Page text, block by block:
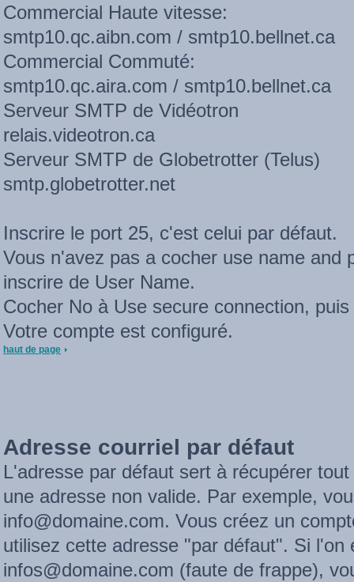
Commercial Haute vitesse:
smtp10.qc.aibn.com / smtp10.bellnet.ca
Commercial Commuté:
smtp10.qc.aira.com / smtp10.bellnet.ca
Serveur SMTP de Vidéotron
relais.videotron.ca
Serveur SMTP de Globetrotter (Telus)
smtp.globetrotter.net
Inscrire le port 25, c'est celui par défaut.
Vous n'avez pas a cocher use name and
inscrire de User Name.
Cocher No à Use secure connection,
Votre compte est configuré.
haut de page
Adresse courriel par défaut
L'adresse par défaut sert à récupérer
une adresse non valide. Par exemple,
info@domaine.com. Vous créez un
utilisez cette adresse "par défaut". Si l'on
infos@domaine.com (faute de frappe),